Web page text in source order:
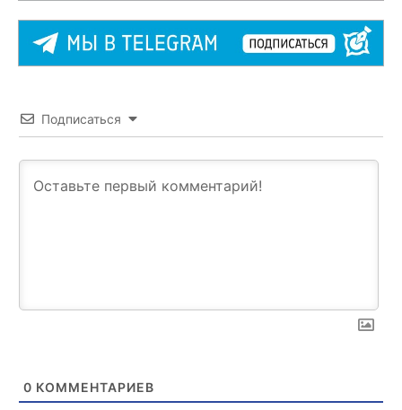
Подписаться
0 КОММЕНТАРИЕВ